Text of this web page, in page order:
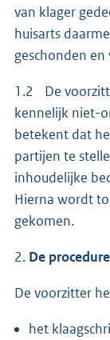
van klager
huisarts
geschonden
1.2 De
kennelijk niet-
betekent dat
partijen te
inhoudelijke
Hierna wordt
gekomen.
2. De procedure
De voorzitter
het